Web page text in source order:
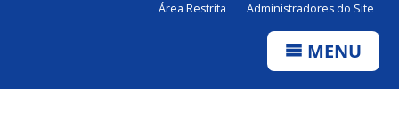
Área Restrita Administradores do Site
MENU